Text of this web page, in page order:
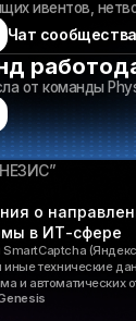
ивентов,
Чат сообщества
от команды
о
в ИТ-сфере
иные технические
и автоматических